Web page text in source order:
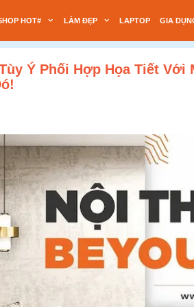
HOT# LÀM ĐẸP LAPTOP GIA
Ý Phối Hợp Họa Tiết